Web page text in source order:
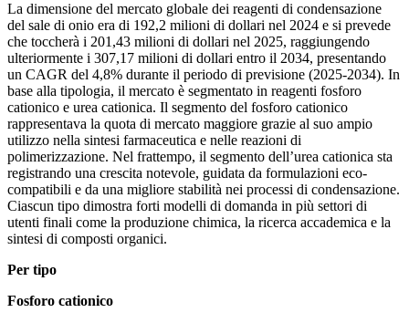
La dimensione del mercato globale dei reagenti di condensazione
del sale di onio era di 192,2 milioni di dollari nel 2024 e si prevede
che toccherà i 201,43 milioni di dollari nel 2025, raggiungendo
ulteriormente i 307,17 milioni di dollari entro il 2034, presentando
un CAGR del 4,8% durante il periodo di previsione (2025-2034). In
base alla tipologia, il mercato è segmentato in reagenti fosforo
cationico e urea cationica. Il segmento del fosforo cationico
rappresentava la quota di mercato maggiore grazie al suo ampio
utilizzo nella sintesi farmaceutica e nelle reazioni di
polimerizzazione. Nel frattempo, il segmento dell’urea cationica sta
registrando una crescita notevole, guidata da formulazioni eco-
compatibili e da una migliore stabilità nei processi di condensazione.
Ciascun tipo dimostra forti modelli di domanda in più settori di
utenti finali come la produzione chimica, la ricerca accademica e la
sintesi di composti organici.
Per tipo
Fosforo cationico